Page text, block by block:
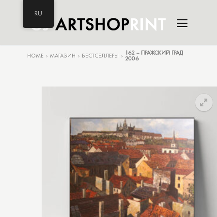
HOME › МАГАЗИН › БЕСТСЕЛЛЕРЫ › 162 – ПРАЖСКИЙ ГРАД
2006
RU